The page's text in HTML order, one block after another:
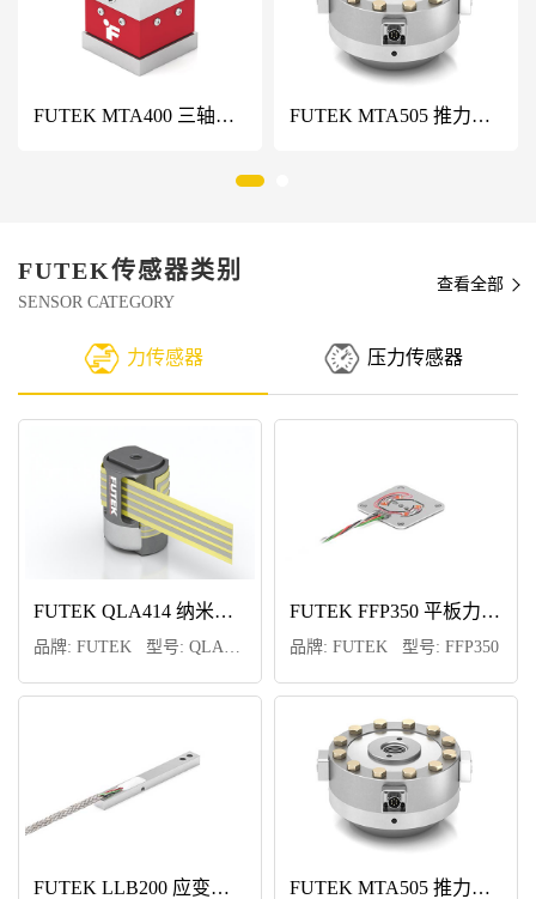
FUTEK MTA400 三轴力传感器 FUTEK MTA505 推力和扭矩多轴力传感器
FUTEK传感器类别
SENSOR CATEGORY
查看全部
力传感器 压力传感器
FUTEK QLA414 纳米力传感器 FUTEK FFP350 平板力传感器
品牌: FUTEK 型号: FFP350
FUTEK LLB200 应变式力传感器 FUTEK MTA505 推力和扭矩多轴力传感器
FUTEK PMP450 压力传感器 FUTEK PMP410 OEM压力传感器
品牌: FUTEK 型号: PMP410
FUTEK PMP300 压力传感器 FUTEK PFT510 压力传感器
FUTEK MTA505 推力和扭矩多轴力传感器 FUTEK MTA500 推力和扭矩多轴力传感器
品牌: FUTEK 型号: MTA500
FUTEK MBA500 扭矩和推力双轴传感器 FUTEK TRH605 动态扭矩传感器
FUTEK MBA400 双轴力传感器 FUTEK MAU300 手排挡力传感器
品牌: FUTEK 型号: MAU300
FUTEK LCM300 微型拉压力传感器 FUTEK LSB302 拉压力传感器
FUTEK QLA374 定制称重传感器 FUTEK QLA328 定制称重传感器
品牌: FUTEK 型号: QLA328
FUTEK FFP350 平板力传感器 FUTEK LLB200 应变式力传感器
FUTEK MTA600 三轴力传感器 FUTEK MTA400 三轴力传感器
品牌: FUTEK 型号: MTA400
FUTEK MTA505 推力和扭矩多轴力传感器 FUTEK MTA500 推力和扭矩多轴力传感器
FUTEK QLA414 纳米力传感器 FUTEK QLA374 定制称重传感器
品牌: FUTEK 型号: QLA374
FUTEK QLA328 定制称重传感器
FUTEK FFP350 平板力传感器
品牌: FUTEK 型号: FFP350
FUTEK IDC305 带SPI、USB和模拟输出的数字控制器
品牌: FUTEK 型号: IDC305
FUTEK LLB200 应变式力传感器 FUTEK PMP410 OEM压力传感器